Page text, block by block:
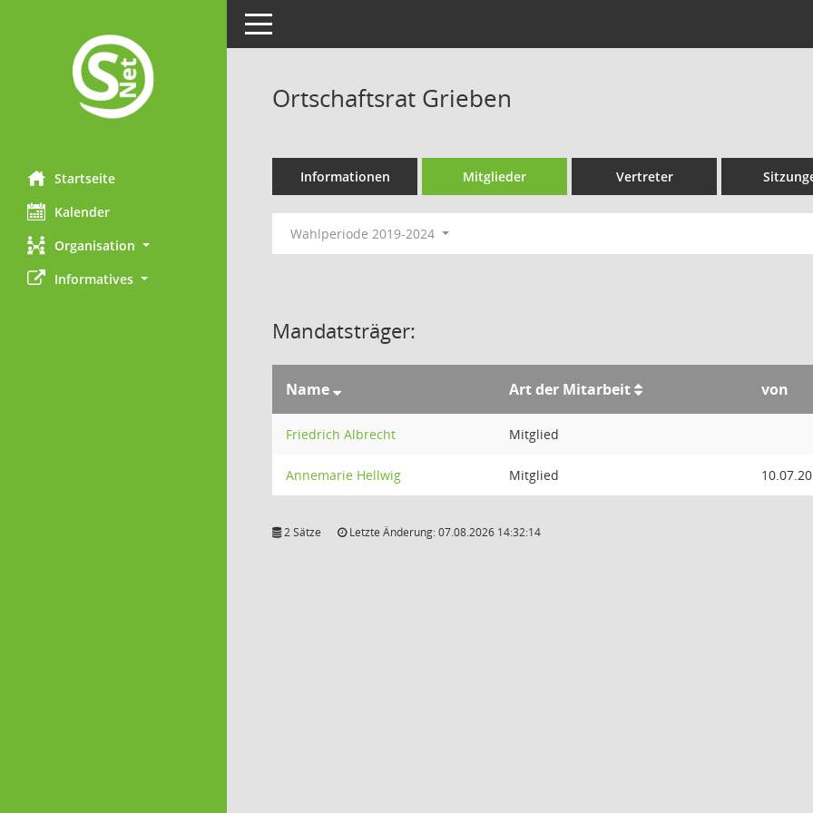
Startseite
Kalender
Organisation
Informatives
Toggle navigation
Ortschaftsrat Grieben
Informationen Mitglieder Vertreter
Wahlperiode 2019-2024
Mandatsträger:
Name Art der Mitarbeit von
Friedrich Albrecht Mitglied
Annemarie Hellwig Mitglied
2 Sätze Letzte Änderung: 07.08.2026 14:32:14